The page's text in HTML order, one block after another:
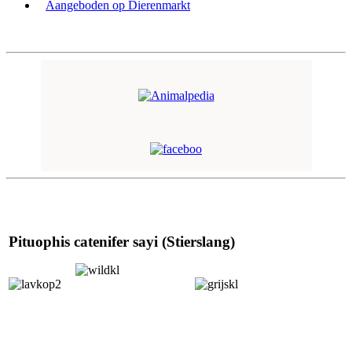
Aangeboden op Dierenmarkt
Pituophis catenifer sayi (Stierslang)